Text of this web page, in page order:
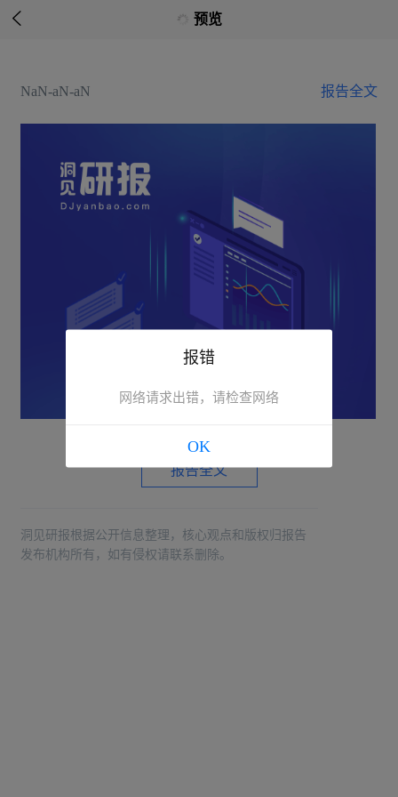
 预览
NaN-aN-aN 报告全文
报告全文
洞见研报根据公开信息整理，核心观点和版权归报告
发布机构所有，如有侵权请联系删除。
报错
网络请求出错，请检查网络
OK